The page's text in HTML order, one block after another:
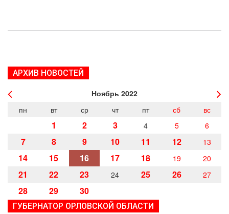
АРХИВ НОВОСТЕЙ
Ноябрь 2022
пн
вт ср чт пт сб вс
1 2 3 4 5 6
7 8 9 10 11 12 13
14 15 16 17 18 19 20
21 22 23 24 25 26 27
28 29 30
ГУБЕРНАТОР ОРЛОВСКОЙ ОБЛАСТИ